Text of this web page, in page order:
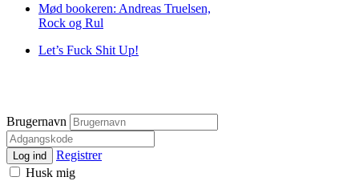
Mød bookeren: Andreas Truelsen,
Rock og Rul
Let’s Fuck Shit Up!
Brugernavn
Log ind
Registrer
Husk mig